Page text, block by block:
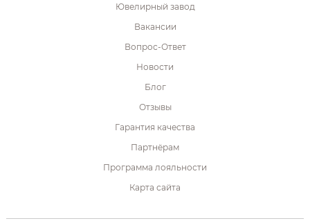
Ювелирный завод
Вакансии
Вопрос-Ответ
Новости
Блог
Отзывы
Гарантия качества
Партнёрам
Программа лояльности
Карта сайта